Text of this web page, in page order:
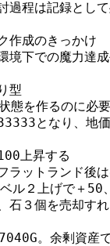
過程は記録とし
作成のきっかけ
境下での魔力達
型
態を作るのに必
となり、地
上昇する
ラットランド後
ル２上げで＋50
石３個を売却す
。余剰資産